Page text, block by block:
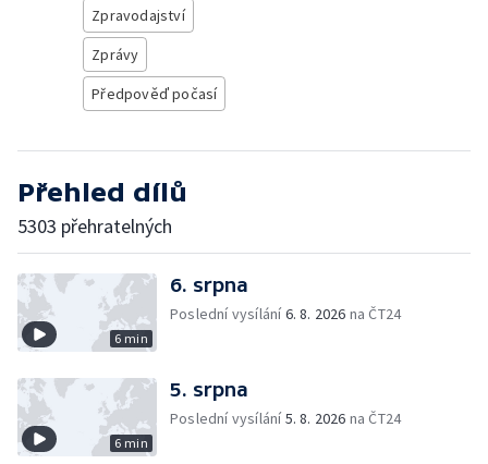
Zpravodajství
Zprávy
Předpověď počasí
Přehled dílů
5303 přehratelných
6 min
6. srpna
Poslední vysílání6. 8. 2026 na ČT24
6 min
5. srpna
Poslední vysílání5. 8. 2026 na ČT24